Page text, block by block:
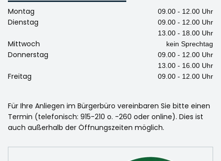
Montag 09.00 - 12.00 Uhr
Dienstag
09.00 - 12.00 Uhr
13.00 - 18.00 Uhr
Mittwoch kein Sprechtag
Donnerstag
09.00 - 12.00 Uhr
13.00 - 16.00 Uhr
Freitag 09.00 - 12.00 Uhr
Für Ihre Anliegen im Bürgerbüro vereinbaren Sie bitte einen
Termin (telefonisch: 915-210 o. -260 oder online). Dies ist
auch außerhalb der Öffnungszeiten möglich.